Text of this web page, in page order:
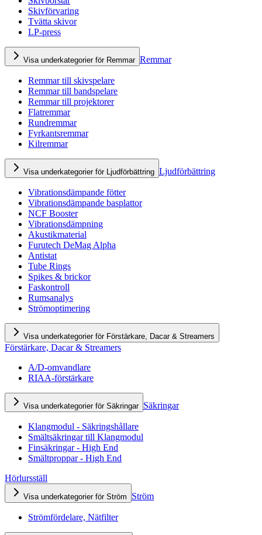
Skivförvaring
Tvätta skivor
LP-press
Visa underkategorier för Remmar Remmar
Remmar till skivspelare
Remmar till bandspelare
Remmar till projektorer
Flatremmar
Rundremmar
Fyrkantsremmar
Kilremmar
Visa underkategorier för Ljudförbättring Ljudförbättring
Vibrationsdämpande fötter
Vibrationsdämpande basplattor
NCF Booster
Vibrationsdämpning
Akustikmaterial
Furutech DeMag Alpha
Antistat
Tube Rings
Spikes & brickor
Faskontroll
Rumsanalys
Strömoptimering
Visa underkategorier för Förstärkare, Dacar & Streamers
Förstärkare, Dacar & Streamers
A/D-omvandlare
RIAA-förstärkare
Visa underkategorier för Säkringar Säkringar
Klangmodul - Säkringshållare
Smältsäkringar till Klangmodul
Finsäkringar - High End
Smältproppar - High End
Hörlursställ
Visa underkategorier för Ström Ström
Strömfördelare, Nätfilter